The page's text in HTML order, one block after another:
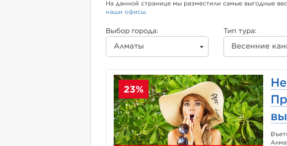
На данной странице мы разместили самые выгодные
наши офисы.
Выбор города:
Алматы
Тип тура:
Весенние
23%